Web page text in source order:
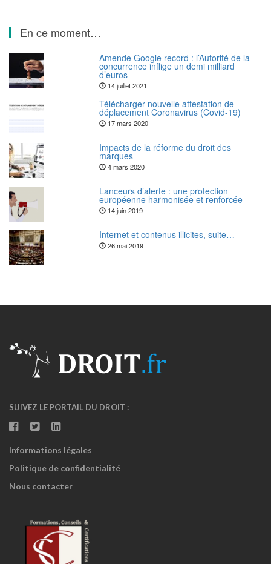
En ce moment…
Amende Google record : l’Autorité de la
concurrence inflige un demi milliard
d’euros
14 juillet 2021
Télécharger nouvelle attestation de
déplacement Coronavirus (Covid-19)
17 mars 2020
Impacts de la réforme du droit des
marques
4 mars 2020
Lanceurs d’alerte : une protection
européenne harmonisée et renforcée
14 juin 2019
Internet et contenus illicites, suite…
26 mai 2019
SUIVEZ LE PORTAIL DU DROIT :
Informations légales
Politique de confidentialité
Nous contacter